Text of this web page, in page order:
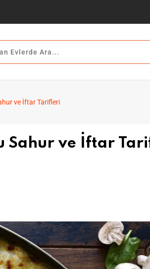
ve İftar Tarifleri
Sahur ve İftar